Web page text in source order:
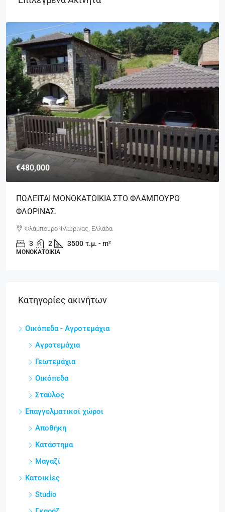
€480,000
ΠΩΛΕΙΤΑΙ ΜΟΝΟΚΑΤΟΙΚΙΑ ΣΤΟ ΦΛΑΜΠΟΥΡΟ
ΦΛΩΡΙΝΑΣ.
Φλάμπουρο Φλώρινας, Ελλάδα
3 2 3500 τ.μ. - m²
ΜΟΝΟΚΑΤΟΙΚΊΑ
Κατηγορίες ακινήτων
Οικόπεδα - Αγροτεμάχια
Αγροτεμάχια
Γεωτεμάχια
Οικόπεδα
Σταύλος
Επαγγελματικοί χώροι
Αποθήκη
Κατάστημα
Μαγαζί
Κατοικίες
Studio